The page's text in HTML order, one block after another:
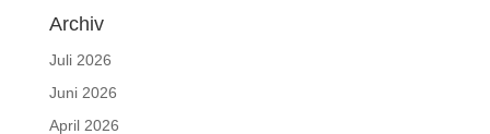
Archiv
Juli 2026
Juni 2026
April 2026